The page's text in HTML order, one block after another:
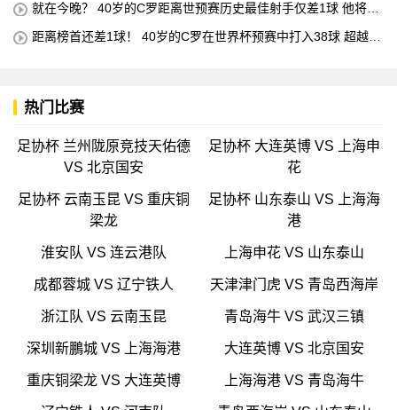
就在今晚？ 40岁的C罗距离世预赛历史最佳射手仅差1球 他将在
距离榜首还差1球！ 40岁的C罗在世界杯预赛中打入38球 超越梅
热门比赛
足协杯 兰州陇原竞技天佑德
VS 北京国安
足协杯 大连英博 VS 上海申
花
足协杯 云南玉昆 VS 重庆铜
梁龙
足协杯 山东泰山 VS 上海海
港
淮安队 VS 连云港队 上海申花 VS 山东泰山
成都蓉城 VS 辽宁铁人 天津津门虎 VS 青岛西海岸
浙江队 VS 云南玉昆 青岛海牛 VS 武汉三镇
深圳新鵬城 VS 上海海港 大连英博 VS 北京国安
重庆铜梁龙 VS 大连英博 上海海港 VS 青岛海牛